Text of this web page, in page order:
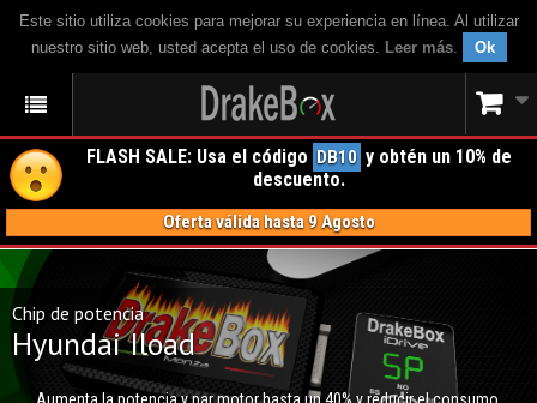
Este sitio utiliza cookies para mejorar su experiencia en línea. Al utilizar
nuestro sitio web, usted acepta el uso de cookies. Leer más. Ok
FLASH SALE: Usa el código DB10 y obtén un 10% de
descuento.
Oferta válida hasta 9 Agosto
Chip de potencia
Hyundai Iload